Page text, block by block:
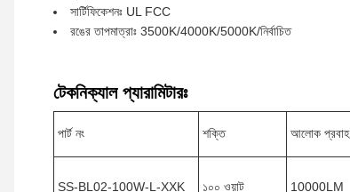
সার্টিফিকেশনঃ UL FCC
রঙের তাপমাত্রাঃ 3500K/4000K/5000K/নির্বাচিত
টেকনিক্যাল প্যারামিটারঃ
পার্ট নং শক্তি আলোক প্রবাহ
SS-BL02-100W-L-XXK ১০০ ওয়াট 10000LM